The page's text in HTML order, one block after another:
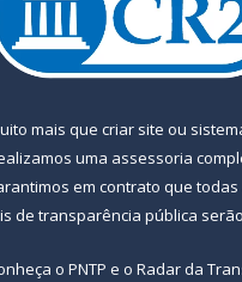
mais que criar site ou
uma assessoria
em contrato que
de transparência pública
o PNTP e o Radar da